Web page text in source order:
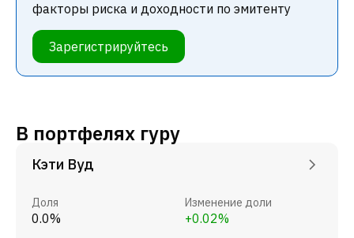
факторы риска и доходности по эмитенту
Зарегистрируйтесь
В портфелях гуру
Кэти Вуд
Доля
0.0%
Изменение доли
+0.02%